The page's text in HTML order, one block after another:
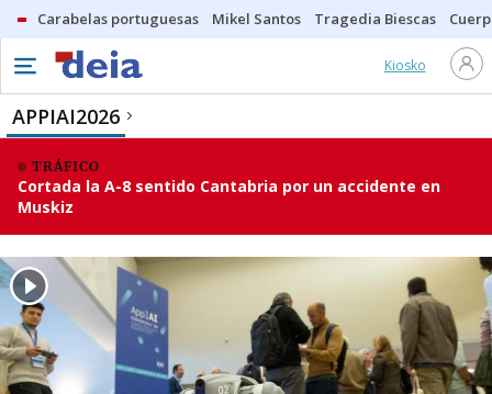
Carabelas portuguesas Mikel Santos Tragedia Biescas
Kiosko
APPIAI2026
TRÁFICO
Cortada la A-8 sentido Cantabria por un accidente en
Muskiz